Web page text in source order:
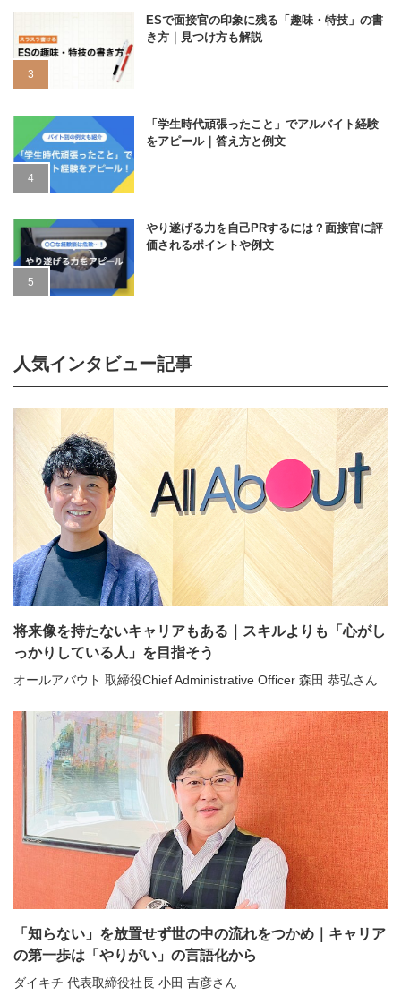
ESで面接官の印象に残る「趣味・特技」の書
き方｜見つけ方も解説
「学生時代頑張ったこと」でアルバイト経験
をアピール｜答え方と例文
やり遂げる力を自己PRするには？面接官に評
価されるポイントや例文
人気インタビュー記事
将来像を持たないキャリアもある｜スキルよりも「心がし
っかりしている人」を目指そう
オールアバウト 取締役Chief Administrative Officer 森田 恭弘さん
「知らない」を放置せず世の中の流れをつかめ｜キャリア
の第一歩は「やりがい」の言語化から
ダイキチ 代表取締役社長 小田 吉彦さん